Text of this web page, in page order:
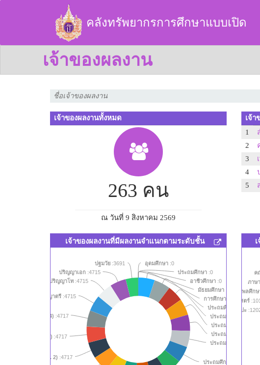
คลังทรัพยากรการศึกษาแบบเปิด
เจ้าของผลงาน
เจ้าของผลงานทั้งหมด
263 คน
ณ วันที่ 9 สิงหาคม 2569
เจ้
1
2
3
4
5
เจ้าของผลงานที่มีผลงานจำแนกตามระดับชั้น
การศึกษาตามอัธยาศัย
ประถมศึกษาปีที่ 5 (ป.
ประถมศึกษาปีที่ 6 (ป.
ประถมศึกษาปีที่ 4 (ป.
ประถมศึกษาปีที่ 1 (ป.
ประถมศึกษาปีที่ 2 (ป.
ประถมศึกษาปีที่ 3 (ป. 3)
มัธยมศึกษาปีที่ 2 (ม. 2) :4717
มัธยมศึกษาปีที่ 3 (ม. 3) :4717
มัธยมศึกษาปีที่ 4 (ม. 4) :4717
ปริญญาตรี :4715
ปริญญาโท :4715
ปริญญาเอก :4715
ปฐมวัย :3691 อุดมศึกษา :0
ประถมศึกษา :0
อาชีวศึกษา :0
มัธยมศึกษา
ศิลปะ
วิทยาศาสตร์
สุขศึกษาและพลศึกษ
ภาษ
ค